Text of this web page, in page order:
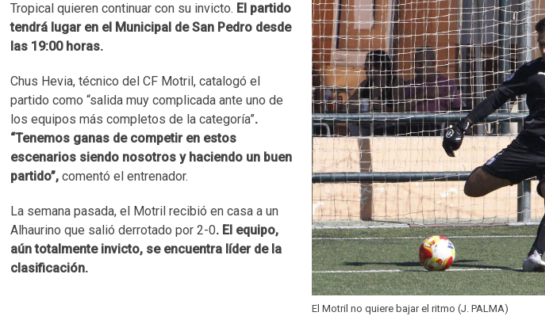
El Motril no quiere bajar el ritmo (J. PALMA)
Tropical quieren continuar con su invicto. El partido
tendrá lugar en el Municipal de San Pedro desde
las 19:00 horas.
Chus Hevia, técnico del CF Motril, catalogó el
partido como “salida muy complicada ante uno de
los equipos más completos de la categoría”.
“Tenemos ganas de competir en estos
escenarios siendo nosotros y haciendo un buen
partido”, comentó el entrenador.
La semana pasada, el Motril recibió en casa a un
Alhaurino que salió derrotado por 2-0. El equipo,
aún totalmente invicto, se encuentra líder de la
clasificación.